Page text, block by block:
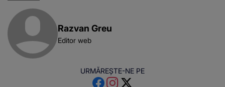
Razvan Greu
Editor web
URMĂREȘTE-NE PE